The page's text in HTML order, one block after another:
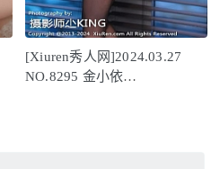
[Xiuren秀人网]2024.03.27
NO.8295 金小依